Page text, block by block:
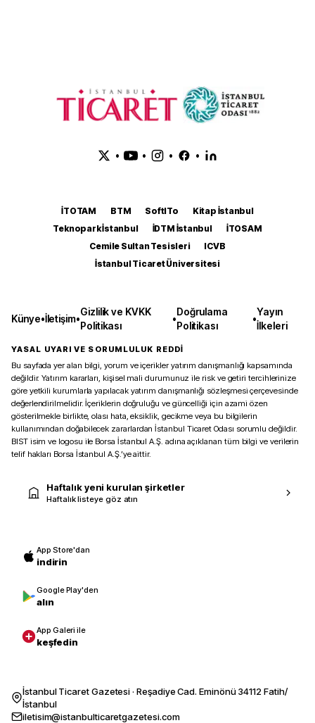
• • • •
İTOTAM BTM SoftITo
Kitap İstanbul
Teknopark İstanbul
İDTM İstanbul
İTOSAM
Cemile Sultan Tesisleri
ICVB
İstanbul Ticaret Üniversitesi
Künye•İletişim•
Gizlilik ve KVKK
Politikası
•
Doğrulama
Politikası
•
Yayın
İlkeleri
YASAL UYARI VE SORUMLULUK REDDİ
Bu sayfada yer alan bilgi, yorum ve içerikler yatırım danışmanlığı kapsamında
değildir. Yatırım kararları, kişisel mali durumunuz ile risk ve getiri tercihlerinize
göre yetkili kurumlarla yapılacak yatırım danışmanlığı sözleşmesi çerçevesinde
değerlendirilmelidir. İçeriklerin doğruluğu ve güncelliği için azami özen
gösterilmekle birlikte, olası hata, eksiklik, gecikme veya bu bilgilerin
kullanımından doğabilecek zararlardan İstanbul Ticaret Odası sorumlu değildir.
BIST isim ve logosu ile Borsa İstanbul A.Ş. adına açıklanan tüm bilgi ve verilerin
telif hakları Borsa İstanbul A.Ş.’ye aittir.
Haftalık yeni kurulan şirketler
Haftalık listeye göz atın
App Store'dan
indirin
Google Play'den
alın
App Galeri ile
keşfedin
İstanbul Ticaret Gazetesi · Reşadiye Cad. Eminönü 34112 Fatih/
İstanbul
iletisim@istanbulticaretgazetesi.com